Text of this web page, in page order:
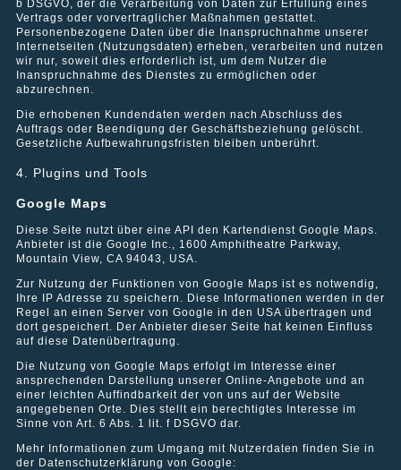
Wohnhaus in Berlin-Schöneberg
b DSGVO, der die Verarbeitung von Daten zur Erfüllung eines
Vertrags oder vorvertraglicher Maßnahmen gestattet.
Personenbezogene Daten über die Inanspruchnahme unserer
Internetseiten (Nutzungsdaten) erheben, verarbeiten und nutzen
wir nur, soweit dies erforderlich ist, um dem Nutzer die
Inanspruchnahme des Dienstes zu ermöglichen oder
abzurechnen.
Die erhobenen Kundendaten werden nach Abschluss des
Auftrags oder Beendigung der Geschäftsbeziehung gelöscht.
Gesetzliche Aufbewahrungsfristen bleiben unberührt.
4. Plugins und Tools
Google Maps
Diese Seite nutzt über eine API den Kartendienst Google Maps.
Anbieter ist die Google Inc., 1600 Amphitheatre Parkway,
Mountain View, CA 94043, USA.
Zur Nutzung der Funktionen von Google Maps ist es notwendig,
Ihre IP Adresse zu speichern. Diese Informationen werden in der
Regel an einen Server von Google in den USA übertragen und
dort gespeichert. Der Anbieter dieser Seite hat keinen Einfluss
auf diese Datenübertragung.
Die Nutzung von Google Maps erfolgt im Interesse einer
ansprechenden Darstellung unserer Online-Angebote und an
einer leichten Auffindbarkeit der von uns auf der Website
angegebenen Orte. Dies stellt ein berechtigtes Interesse im
Sinne von Art. 6 Abs. 1 lit. f DSGVO dar.
Mehr Informationen zum Umgang mit Nutzerdaten finden Sie in
der Datenschutzerklärung von Google: